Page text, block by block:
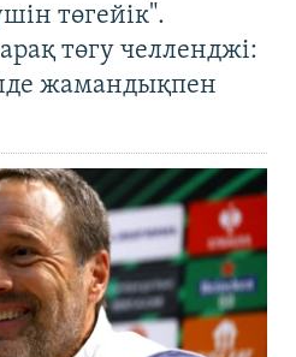
төгейік".
төгу челленджі:
жамандықпен